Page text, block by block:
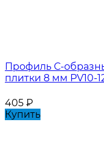
Профиль С-
плитки 8 мм PV10-
405 ₽
Купить